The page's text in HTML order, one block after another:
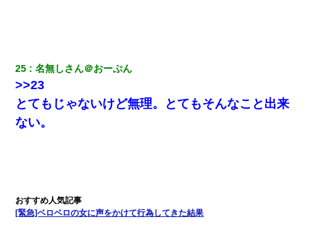
25 名無しさん＠おーぷん
>>23
とてもじゃないけど無理。とてもそんなこと出来
ない。
[緊急]ベロベロの女に声をかけて行為してきた結果